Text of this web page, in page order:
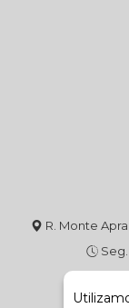
R. Monte
Seg.